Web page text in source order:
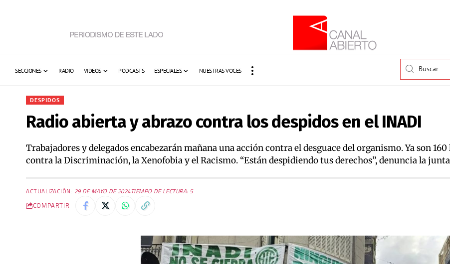
SECCIONES RADIO VIDEOS PODCASTS ESPECIALES NUESTRAS VOCES
DESPIDOS
Radio abierta y abrazo contra los despidos en el INADI
Trabajadores y delegados encabezarán mañana una acción contra el desguace del organismo. Ya son
contra la Discriminación, la Xenofobia y el Racismo. “Están despidiendo tus derechos”, denuncia la
ACTUALIZACIÓN: 29 DE MAYO DE 2024TIEMPO DE LECTURA: 5
COMPARTIR